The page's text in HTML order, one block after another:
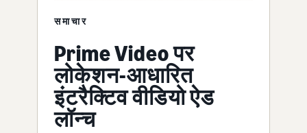
समाचार
Prime Video पर
लोकेशन-आधारित
इंटरैक्टिव वीडियो ऐड
लॉन्च